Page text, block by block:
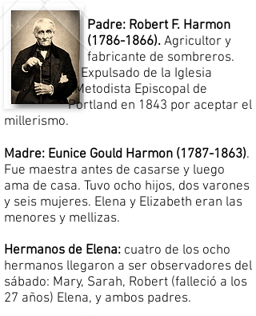
Padre: Robert F. Harmon
(1786-1866). Agricultor y
fabricante de sombreros.
Expulsado de la Iglesia
Metodista Episcopal de
Portland en 1843 por aceptar el
millerismo.
Madre: Eunice Gould Harmon (1787-1863).
Fue maestra antes de casarse y luego
ama de casa. Tuvo ocho hijos, dos varones
y seis mujeres. Elena y Elizabeth eran las
menores y mellizas.
Hermanos de Elena: cuatro de los ocho
hermanos llegaron a ser observadores del
sábado: Mary, Sarah, Robert (falleció a los
27 años) Elena, y ambos padres.